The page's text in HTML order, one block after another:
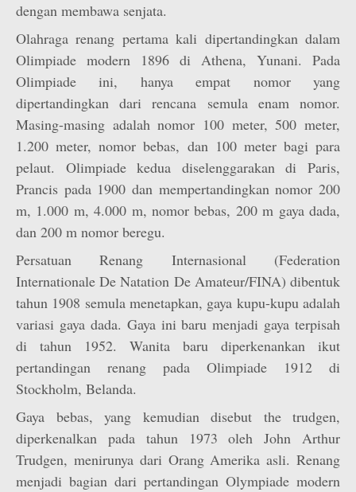
dengan membawa senjata.
Olahraga renang pertama kali dipertandingkan dalam
Olimpiade modern 1896 di Athena, Yunani. Pada
Olimpiade ini, hanya empat nomor yang
dipertandingkan dari rencana semula enam nomor.
Masing-masing adalah nomor 100 meter, 500 meter,
1.200 meter, nomor bebas, dan 100 meter bagi para
pelaut. Olimpiade kedua diselenggarakan di Paris,
Prancis pada 1900 dan mempertandingkan nomor 200
m, 1.000 m, 4.000 m, nomor bebas, 200 m gaya dada,
dan 200 m nomor beregu.
Persatuan Renang Internasional (Federation
Internationale De Natation De Amateur/FINA) dibentuk
tahun 1908 semula menetapkan, gaya kupu-kupu adalah
variasi gaya dada. Gaya ini baru menjadi gaya terpisah
di tahun 1952. Wanita baru diperkenankan ikut
pertandingan renang pada Olimpiade 1912 di
Stockholm, Belanda.
Gaya bebas, yang kemudian disebut the trudgen,
diperkenalkan pada tahun 1973 oleh John Arthur
Trudgen, menirunya dari Orang Amerika asli. Renang
menjadi bagian dari pertandingan Olympiade modern